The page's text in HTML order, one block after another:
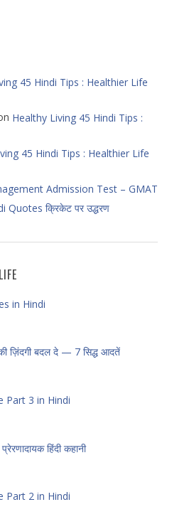
45 Hindi Tips : Healthier Life
Healthy Living 45 Hindi Tips :
45 Hindi Tips : Healthier Life
Admission Test – GMAT
Quotes क्रिकेट पर उद्धरण
in Hindi
ज़िंदगी बदल दे — 7 सिद्ध आदतें
Part 3 in Hindi
हिंदी कहानी
Part 2 in Hindi